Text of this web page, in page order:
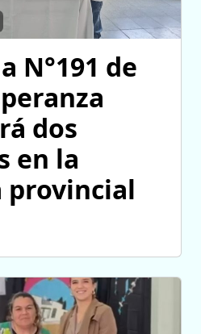
N°191 de
dos
en la
provincial